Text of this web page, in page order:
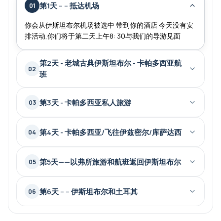
01 第1天 -- -- 抵达机场
你会从伊斯坦布尔机场被选中 带到你的酒店 今天没有安
排活动,你们将于第二天上午8: 30与我们的导游见面
02
第2天 - 老城古典伊斯坦布尔 - 卡帕多西亚航
班
03 第3天 - 卡帕多西亚私人旅游
04 第4天 - 卡帕多西亚/飞往伊兹密尔/库萨达西
05 第5天——以弗所旅游和航班返回伊斯坦布尔
06 第6天 -- -- 伊斯坦布尔和土耳其